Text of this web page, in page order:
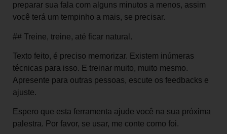
preparar sua fala com alguns minutos a menos, assim
você terá um tempinho a mais, se precisar.
## Treine, treine, até ficar natural.
Texto feito, é preciso memorizar. Existem inúmeras
técnicas para isso. E treinar muito, muito mesmo.
Apresente para outras pessoas, escute os feedbacks e
ajuste.
Espero que esta ferramenta ajude você na sua próxima
palestra. Por favor, se usar, me conte como foi.